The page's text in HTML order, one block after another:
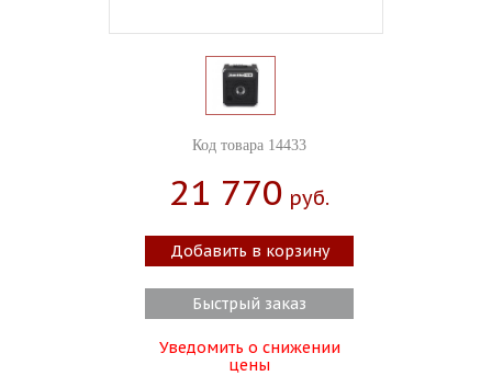
Код товара 14433
21 770 Руб.
Добавить в корзину
Быстрый заказ
Уведомить о снижении
цены